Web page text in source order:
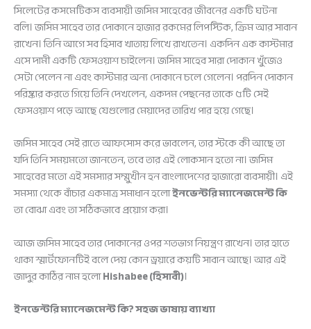
সিলেটের কসমেটিকস ব্যবসায়ী জসিম সাহেবের জীবনের একটি ঘটনা
বলি। জসিম সাহেব তার দোকানে হাজার রকমের লিপস্টিক, ক্রিম আর সাবান
রাখেন। তিনি আগে সব হিসাব খাতায় লিখে রাখতেন। একদিন এক কাস্টমার
এসে দামী একটি ফেসওয়াশ চাইলেন। জসিম সাহেব সারা দোকান খুঁজেও
সেটা পেলেন না এবং কাস্টমার অন্য দোকানে চলে গেলেন। পরদিন দোকান
পরিষ্কার করতে গিয়ে তিনি দেখলেন, একদম পেছনের তাকে ৫টি সেই
ফেসওয়াশ পড়ে আছে যেগুলোর মেয়াদের তারিখ পার হয়ে গেছে।
জসিম সাহেব সেই রাতে আফসোস করে ভাবলেন, তার স্টকে কী আছে তা
যদি তিনি সময়মতো জানতেন, তবে তার এই লোকসান হতো না। জসিম
সাহেবের মতো এই সমস্যার সম্মুখীন হন বাংলাদেশের হাজারো ব্যবসায়ী। এই
সমস্যা থেকে বাঁচার একমাত্র সমাধান হলোইনভেন্টরি ম্যানেজমেন্ট কি
তা বোঝা এবং তা সঠিকভাবে প্রয়োগ করা।
আজ জসিম সাহেব তার দোকানের ওপর শতভাগ নিয়ন্ত্রণ রাখেন। তার হাতে
থাকা স্মার্টফোনটিই বলে দেয় কোন ড্রয়ারে কয়টি সাবান আছে। আর এই
জাদুর কাঠির নাম হলোHishabee (হিসাবী)।
ইনভেন্টরি ম্যানেজমেন্ট কি? সহজ ভাষায় ব্যাখ্যা